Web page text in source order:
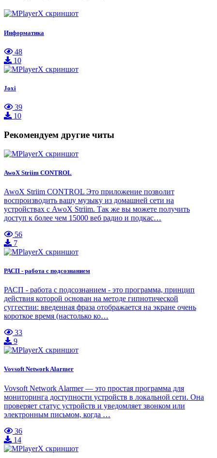
Информатика
48
10
Joxi
39
10
Рекомендуем другие читы
AwoX Striim CONTROL
AwoX Striim CONTROL Это приложение позволит
воспроизводить вашу музыку из домашней сети на
устройствах с AwoX Striim. Так же вы можете получить
доступ к более чем 15000 веб радио и подкас…
56
7
РАСП - работа с подсознанием
РАСП - работа с подсознанием - это программа, принцип
действия которой основан на методе гипнотической
суггестии: введенная фраза отображается на экране очень
короткое время (настолько ко…
33
9
Vovsoft Network Alarmer
Vovsoft Network Alarmer — это простая программа для
мониторинга доступности устройств в локальной сети. Она
проверяет статус устройств и уведомляет звонком или
электронным письмом, когда …
36
14